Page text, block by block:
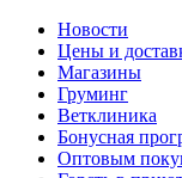
Новости
Цены и
Магазины
Груминг
Ветклиника
Бонусная
Оптовым